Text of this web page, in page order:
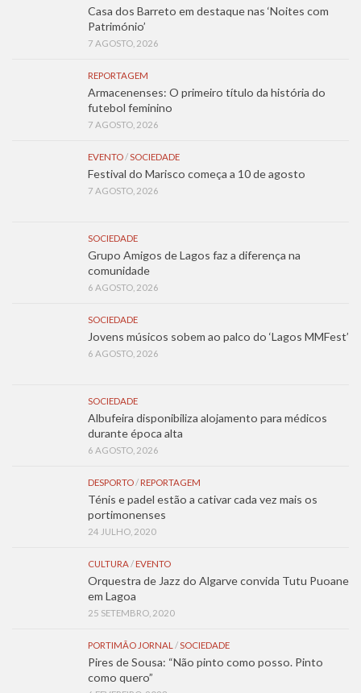
Casa dos Barreto em destaque nas ‘Noites com
Património’
7 AGOSTO, 2026
REPORTAGEM
Armacenenses: O primeiro título da história do
futebol feminino
7 AGOSTO, 2026
EVENTO/SOCIEDADE
Festival do Marisco começa a 10 de agosto
7 AGOSTO, 2026
SOCIEDADE
Grupo Amigos de Lagos faz a diferença na
comunidade
6 AGOSTO, 2026
SOCIEDADE
Jovens músicos sobem ao palco do ‘Lagos MMFest’
6 AGOSTO, 2026
SOCIEDADE
Albufeira disponibiliza alojamento para médicos
durante época alta
6 AGOSTO, 2026
DESPORTO/ REPORTAGEM
Ténis e padel estão a cativar cada vez mais os
portimonenses
24 JULHO, 2020
CULTURA/ EVENTO
Orquestra de Jazz do Algarve convida Tutu Puoane
em Lagoa
25 SETEMBRO, 2020
PORTIMÃO JORNAL /SOCIEDADE
Pires de Sousa: “Não pinto como posso. Pinto
como quero”